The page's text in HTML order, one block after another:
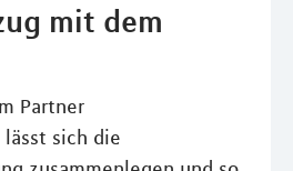
mit dem
Partner
lässt sich die